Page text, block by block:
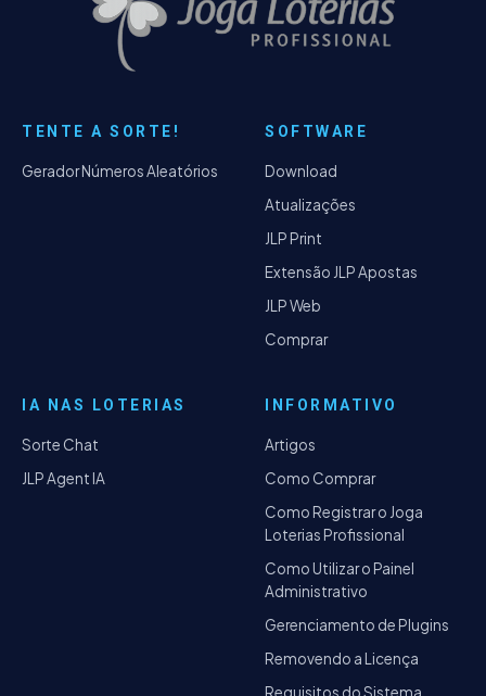
TENTE A SORTE!
Gerador Números Aleatórios
SOFTWARE
Download
Atualizações
JLP Print
Extensão JLP Apostas
JLP Web
Comprar
IA NAS LOTERIAS
Sorte Chat
JLP Agent IA
INFORMATIVO
Artigos
Como Comprar
Como Registrar o Joga
Loterias Profissional
Como Utilizar o Painel
Administrativo
Gerenciamento de Plugins
Removendo a Licença